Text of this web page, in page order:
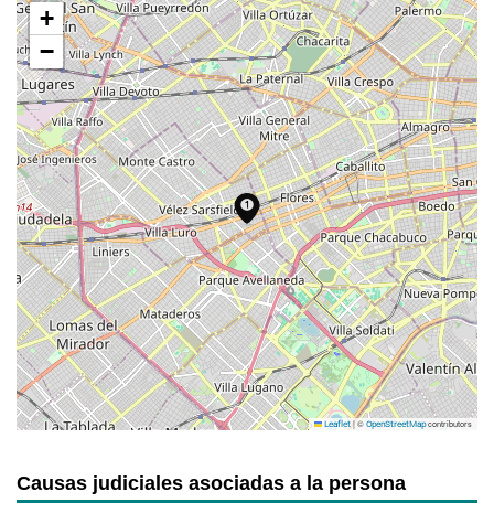
+
−
Leaflet |© OpenStreetMapcontributors
Causas judiciales asociadas a la persona